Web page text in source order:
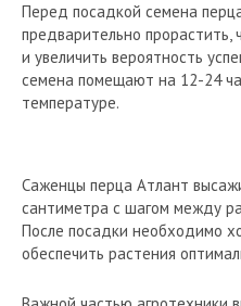
Перед посадкой семена
предварительно прорастить,
и увеличить вероятность
семена помещают на 12-24
температуре.
Саженцы перца Атлант
сантиметра с шагом между
После посадки необходимо
обеспечить растения